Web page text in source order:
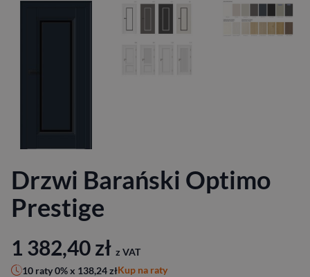
Drzwi Barański Optimo
Prestige
1 382,40zł z VAT
10 raty 0% x 138,24złKup na raty